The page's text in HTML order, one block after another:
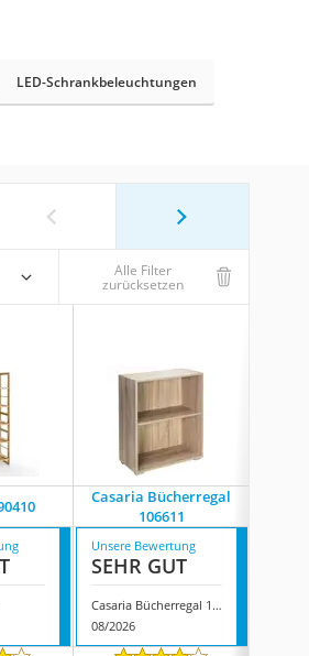
LED-Schrankbeleuchtungen
Alle Filter
zurücksetzen
Casaria Bücherregal
‎106611
Unsere Bewertung
SEHR GUT
Casaria Bücherregal ‎106611
08/2026